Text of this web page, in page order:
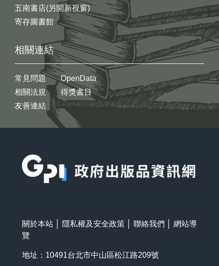
五南書店(另開新視窗)
寄存圖書館
相關連結
常見問題
相關法規
友善連結
OpenData
得獎書目
關於本站 隱私權及安全政策 聯絡我們
網站導
覽
地址：10491台北市中山區松江路209號